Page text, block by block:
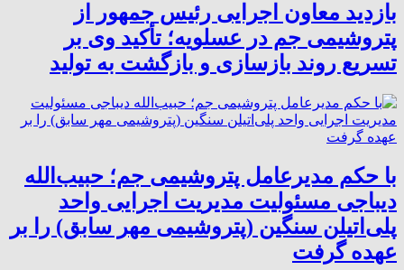
بازدید معاون اجرایی رئیس جمهور از
پتروشیمی جم در عسلویه؛ تأکید وی بر
تسریع روند بازسازی و بازگشت به تولید
با حکم مدیرعامل پتروشیمی جم؛ حبیب‌الله
دیباجی مسئولیت مدیریت اجرایی واحد
پلی‌اتیلن سنگین (پتروشیمی مهر سابق) را بر
عهده گرفت